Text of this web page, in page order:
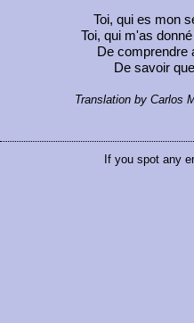
Toi, qui es mon
Toi, qui m'as
De comprendre
De savoir
Translation by Carlos
If you spot any